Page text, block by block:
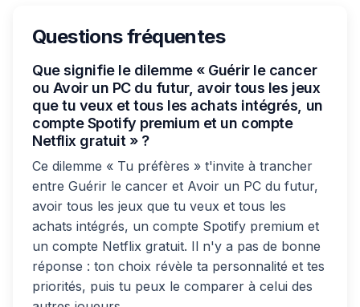
Questions fréquentes
Que signifie le dilemme « Guérir le cancer
ou Avoir un PC du futur, avoir tous les jeux
que tu veux et tous les achats intégrés, un
compte Spotify premium et un compte
Netflix gratuit » ?
Ce dilemme « Tu préfères » t'invite à trancher
entre Guérir le cancer et Avoir un PC du futur,
avoir tous les jeux que tu veux et tous les
achats intégrés, un compte Spotify premium et
un compte Netflix gratuit. Il n'y a pas de bonne
réponse : ton choix révèle ta personnalité et tes
priorités, puis tu peux le comparer à celui des